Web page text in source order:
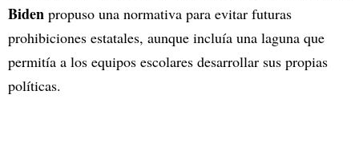
Biden propuso una normativa para evitar futuras
prohibiciones estatales, aunque incluía una laguna que
permitía a los equipos escolares desarrollar sus propias
políticas.